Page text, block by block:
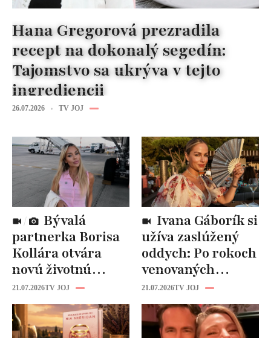
Hana Gregorová prezradila
recept na dokonalý segedín:
Tajomstvo sa ukrýva v tejto
ingrediencii
26.07.2026 TV JOJ
partnerka Borisa
Kollára otvára
novú životnú
kapitolu: Laura
Vizváryová ide
pomáhať ženám
21.07.2026TV JOJ
užíva zaslúžený
oddych: Po rokoch
venovaných
rodine prišiel čas
na seba
21.07.2026TV JOJ